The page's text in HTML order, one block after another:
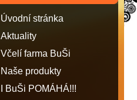
Úvodní stránka
Aktuality
Včelí farma BuŠi
Naše produkty
I BuŠi POMÁHÁ!!!